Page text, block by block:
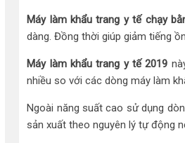
Máy làm khẩu trang y tế chạy
dàng. Đồng thời giúp giảm tiếng
Máy làm khẩu trang y tế 2019
nhiều so với các dòng máy làm
Ngoài năng suất cao sử dụng
sản xuất theo nguyên lý tự động